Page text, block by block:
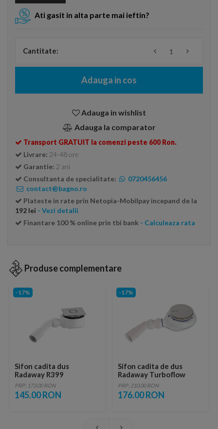
Ati gasit in alta parte mai ieftin?
Cantitate:
Adauga in cos
Adauga in wishlist
Adauga la comparator
Transport GRATUIT la comenzi peste 600 Ron.
Livrare: 24-48 ore
Garantie: 2 ani
Consultanta de specialitate:
0720456456
contact@bagno.ro
Plateste in rate prin Netopia-Mobilpay incepand de la
192 lei - Vezi detalii
Finantare 100 % online prin tbi bank - Calculeaza rata
Produse complementare
-17%
Sifon cadita dus
Radaway R399
PRP: 173.00 RON
145.00 RON
-17%
Sifon cadita de dus
Radaway Turboflow
TB21 Ø90 mm
PRP: 210.00 RON
176.00 RON